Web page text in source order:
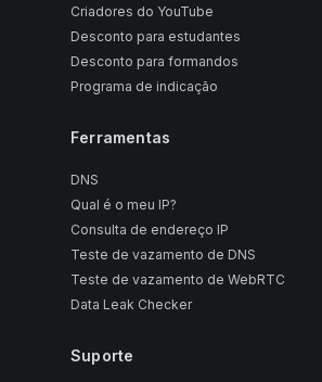
Criadores do YouTube
Desconto para estudantes
Desconto para formandos
Programa de indicação
Ferramentas
DNS
Qual é o meu IP?
Consulta de endereço IP
Teste de vazamento de DNS
Teste de vazamento de WebRTC
Data Leak Checker
Suporte